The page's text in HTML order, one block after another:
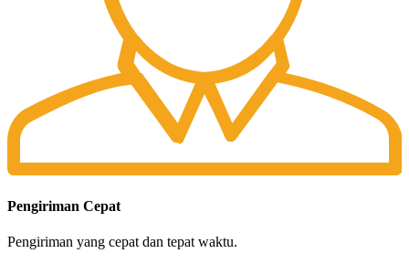
Pengiriman Cepat
Pengiriman yang cepat dan tepat waktu.